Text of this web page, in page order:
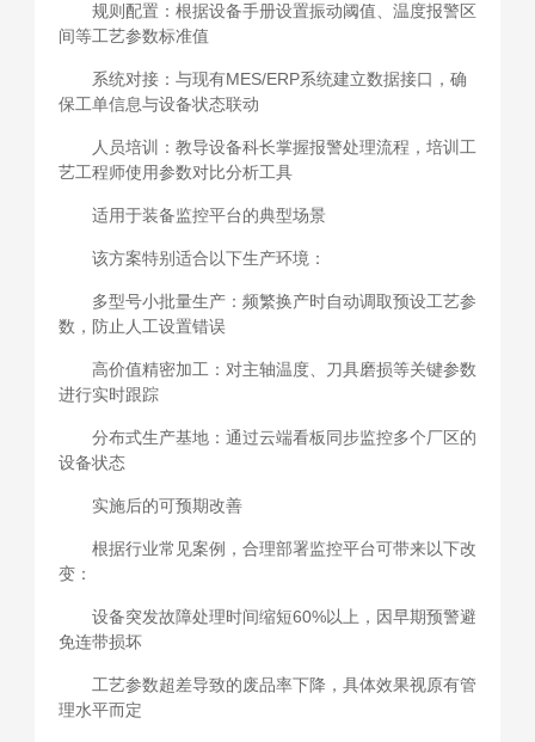
规则配置：根据设备手册设置振动阈值、温度报警区
间等工艺参数标准值
系统对接：与现有MES/ERP系统建立数据接口，确
保工单信息与设备状态联动
人员培训：教导设备科长掌握报警处理流程，培训工
艺工程师使用参数对比分析工具
适用于装备监控平台的典型场景
该方案特别适合以下生产环境：
多型号小批量生产：频繁换产时自动调取预设工艺参
数，防止人工设置错误
高价值精密加工：对主轴温度、刀具磨损等关键参数
进行实时跟踪
分布式生产基地：通过云端看板同步监控多个厂区的
设备状态
实施后的可预期改善
根据行业常见案例，合理部署监控平台可带来以下改
变：
设备突发故障处理时间缩短60%以上，因早期预警避
免连带损坏
工艺参数超差导致的废品率下降，具体效果视原有管
理水平而定